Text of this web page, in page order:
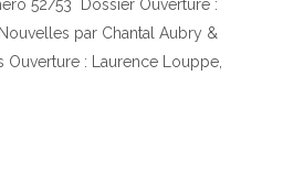
52/53 Dossier Ouverture :
par Chantal Aubry &
Ouverture : Laurence Louppe,